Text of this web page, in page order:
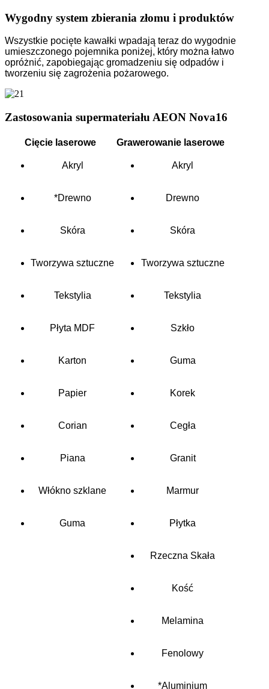
Wygodny system zbierania złomu i produktów
Wszystkie pocięte kawałki wpadają teraz do wygodnie
umieszczonego pojemnika poniżej, który można łatwo
opróżnić, zapobiegając gromadzeniu się odpadów i
tworzeniu się zagrożenia pożarowego.
Zastosowania supermateriału AEON Nova16
Cięcie laserowe Grawerowanie laserowe
Akryl Akryl
*Drewno Drewno
Skóra Skóra
Tworzywa sztuczne Tworzywa sztuczne
Tekstylia Tekstylia
Płyta MDF Szkło
Karton Guma
Papier Korek
Corian Cegła
Piana Granit
Włókno szklane Marmur
Guma Płytka
Rzeczna Skała
Kość
Melamina
Fenolowy
*Aluminium